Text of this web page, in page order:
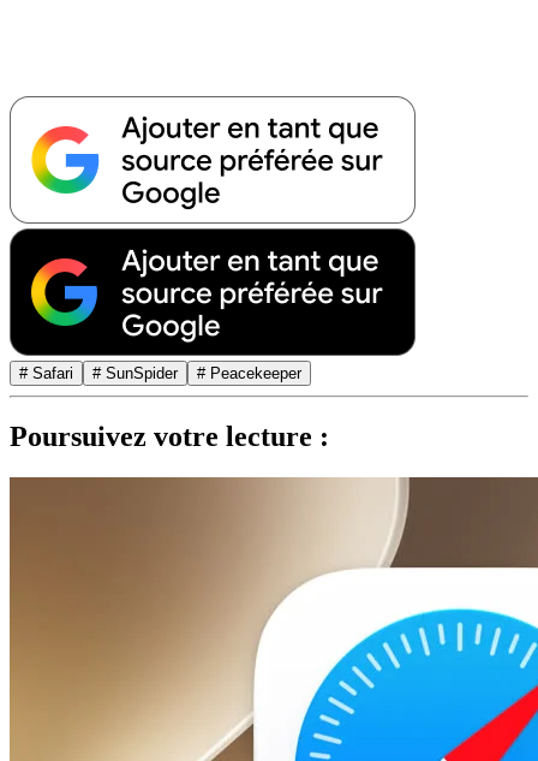
# Safari # SunSpider # Peacekeeper
Poursuivez votre lecture :